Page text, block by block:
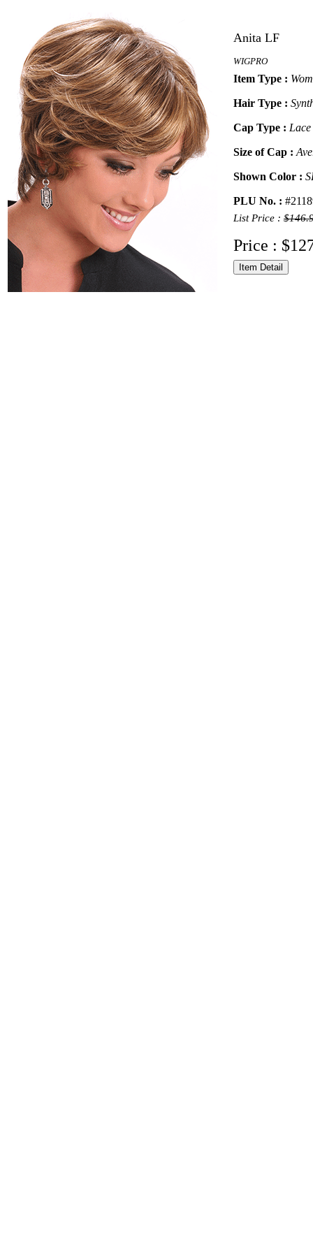
Anita LF
WIGPRO
Item Type :
Hair Type :
Cap Type :
Size of Cap :
Shown Color :
PLU No. :
List Price :
Price :